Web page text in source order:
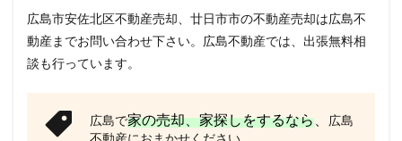
広島市安佐北区不動産売却、廿日市市の不動産売却は広島不
動産までお問い合わせ下さい。広島不動産では、出張無料相
談も行っています。
広島で家の売却、家探しをするなら
広島